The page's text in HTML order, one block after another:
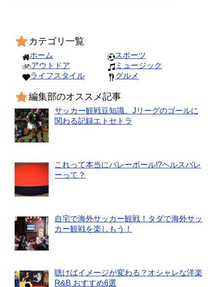
カテゴリ一覧
ホーム
アウトドア
ライフスタイル
スポーツ
ミュージック
グルメ
編集部のオススメ記事
サッカー観戦豆知識。Jリーグのゴールに
関わる記録エトセトラ
これって本当にバレーボール!?ヘルスバレ
ーって？
自宅で海外サッカー観戦！タダで海外サッ
カー観戦を楽しもう！
聴けばイメージが変わる？オシャレな洋楽
R&B おすすめ6選